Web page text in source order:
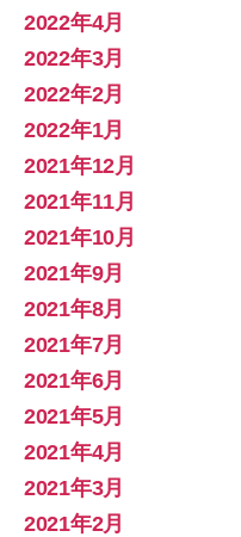
2022年4月
2022年3月
2022年2月
2022年1月
2021年12月
2021年11月
2021年10月
2021年9月
2021年8月
2021年7月
2021年6月
2021年5月
2021年4月
2021年3月
2021年2月